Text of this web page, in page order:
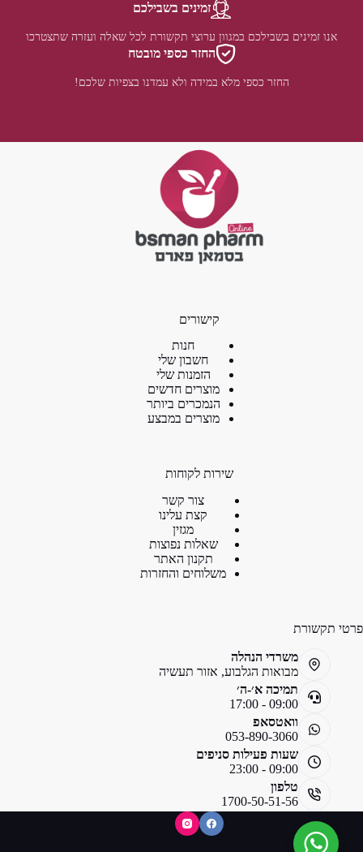
זמינים בשבילכם
אנו זמינים בשבילכם במגוון ערוצי תקשורת לכל שאלה ועזרה שתצטרכו
החזר כספי מובטח
החזר כספי מלא במידה ולא עמדנו בצפיות שלכם!
קישורים
חנות
חשבון שלי
הזמנות שלי
מוצרים חדשים
הנמכרים ביותר
מוצרים במבצע
שירות לקוחות
צור קשר
קצת עלינו
מגזין
שאלות נפוצות
תקנון האתר
משלוחים והחזרות
פרטי תקשורת
משרדי הנהלה
מבואות הגלבוע, אזור תעשיה
תמיכה א׳-ה׳
09:00 - 17:00
וואטסאפ
053-890-3060
שעות פעילות סניפים
09:00 - 23:00
טלפון
1700-50-51-56